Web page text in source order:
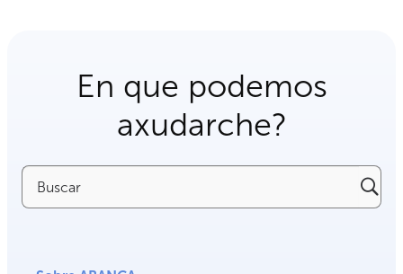
En que podemos
axudarche?
Buscar